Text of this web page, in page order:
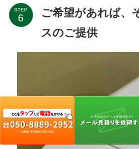
STEP
ご希望があれば、
スのご提供